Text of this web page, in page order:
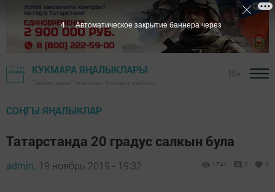
КУКМАРА ЯҢАЛЫКЛАРЫ
СОҢГЫ ЯҢАЛЫКЛАР
Татарстанда 20 градус салкын була
admin, 19 ноябрь 2019 - 19:32 1741 0 0
3 Автоматическое закрытие баннера через